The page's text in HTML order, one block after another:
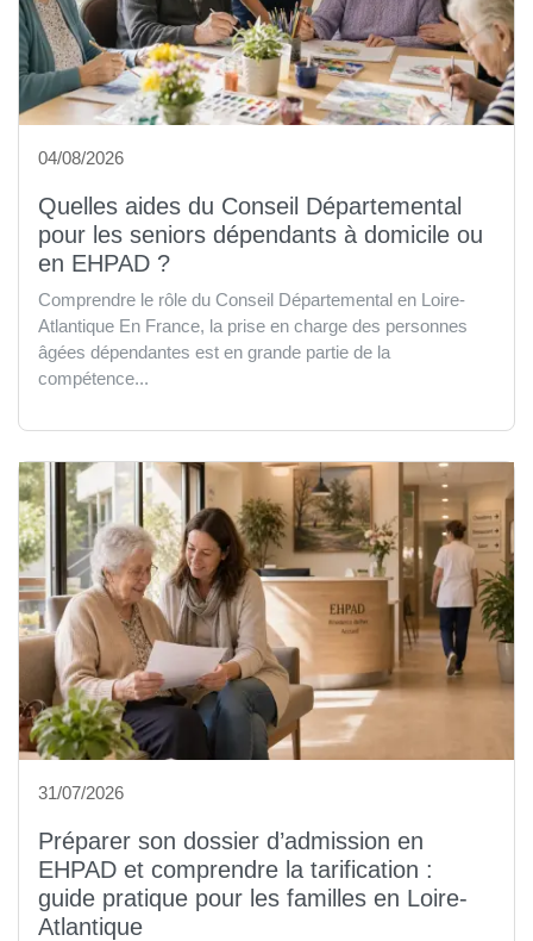
04/08/2026
Quelles aides du Conseil Départemental
pour les seniors dépendants à domicile ou
en EHPAD ?
Comprendre le rôle du Conseil Départemental en Loire-
Atlantique En France, la prise en charge des personnes
âgées dépendantes est en grande partie de la
compétence...
31/07/2026
Préparer son dossier d’admission en
EHPAD et comprendre la tarification :
guide pratique pour les familles en Loire-
Atlantique